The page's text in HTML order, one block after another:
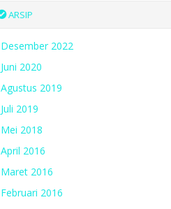
ARSIP
Desember 2022
Juni 2020
Agustus 2019
Juli 2019
Mei 2018
April 2016
Maret 2016
Februari 2016